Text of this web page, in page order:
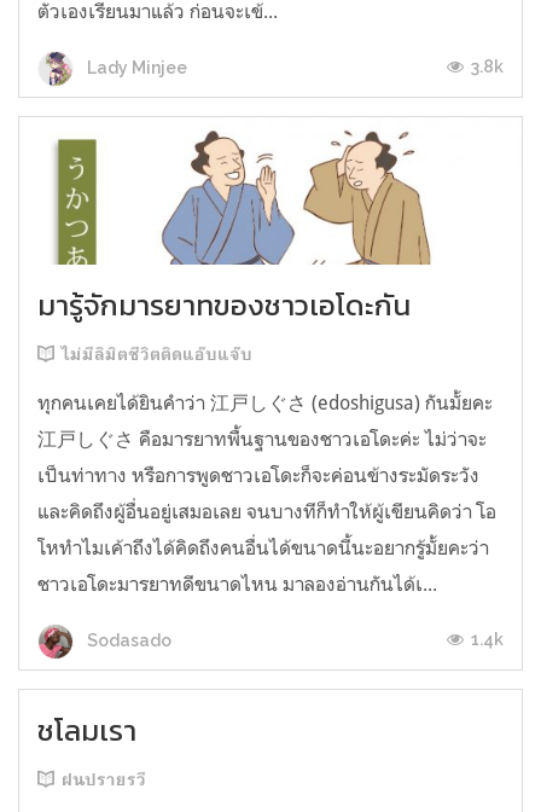
ตัวเองเรียนมาแล้ว ก่อนจะเข้...
Lady Minjee 3.8k
มารู้จักมารยาทของชาวเอโดะกัน
ไม่มีลิมิตชีวิตติดแอ๊บแจ๊บ
ทุกคนเคยได้ยินคำว่า 江戸しぐさ (edoshigusa) กันมั้ยคะ
江戸しぐさ คือมารยาทพื้นฐานของชาวเอโดะค่ะ ไม่ว่าจะ
เป็นท่าทาง หรือการพูดชาวเอโดะก็จะค่อนข้างระมัดระวัง
และคิดถึงผู้อื่นอยู่เสมอเลย จนบางทีก็ทำให้ผู้เขียนคิดว่า โอ
โหทำไมเค้าถึงได้คิดถึงคนอื่นได้ขนาดนี้นะอยากรู้มั้ยคะว่า
ชาวเอโดะมารยาทดีขนาดไหน มาลองอ่านกันได้เ...
Sodasado 1.4k
ชโลมเรา
ฝนปรายรวี